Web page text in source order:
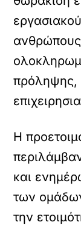
πρόληψης,
Η
και
των
την